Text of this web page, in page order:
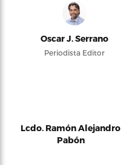
Oscar J. Serrano
Periodista Editor
Lcdo. Ramón Alejandro
Pabón